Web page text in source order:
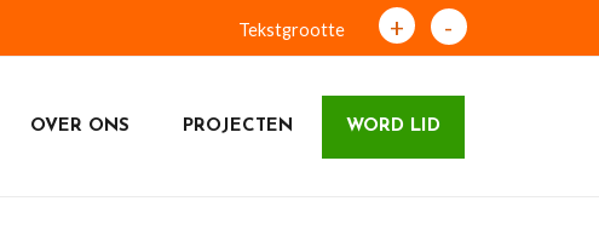
Tekstgrootte + -
OVER ONS PROJECTEN WORD LID